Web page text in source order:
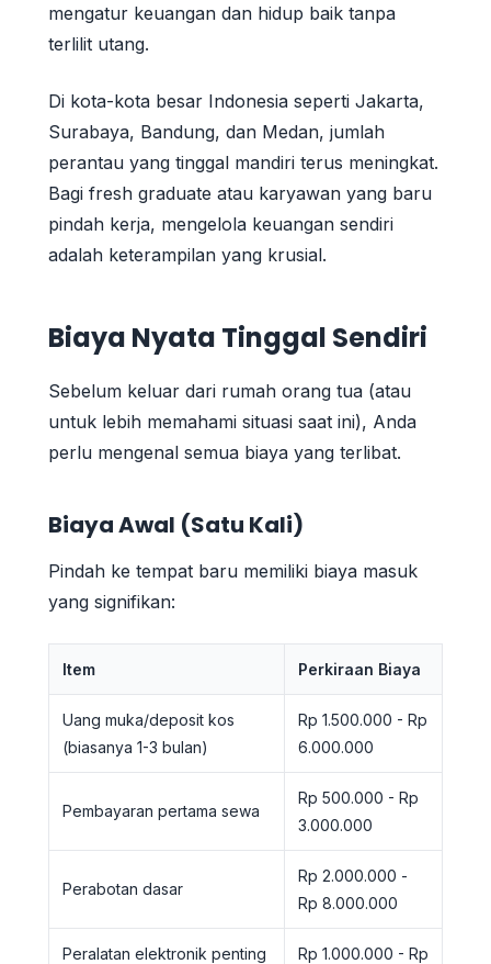
mengatur keuangan dan hidup baik tanpa
terlilit utang.
Di kota-kota besar Indonesia seperti Jakarta,
Surabaya, Bandung, dan Medan, jumlah
perantau yang tinggal mandiri terus meningkat.
Bagi fresh graduate atau karyawan yang baru
pindah kerja, mengelola keuangan sendiri
adalah keterampilan yang krusial.
Biaya Nyata Tinggal Sendiri
Sebelum keluar dari rumah orang tua (atau
untuk lebih memahami situasi saat ini), Anda
perlu mengenal semua biaya yang terlibat.
Biaya Awal (Satu Kali)
Pindah ke tempat baru memiliki biaya masuk
yang signifikan:
Item Perkiraan Biaya
Uang muka/deposit kos
(biasanya 1-3 bulan)
Rp 1.500.000 - Rp
6.000.000
Pembayaran pertama sewa
Rp 500.000 - Rp
3.000.000
Perabotan dasar
Rp 2.000.000 -
Rp 8.000.000
Peralatan elektronik penting
Rp 1.000.000 - Rp